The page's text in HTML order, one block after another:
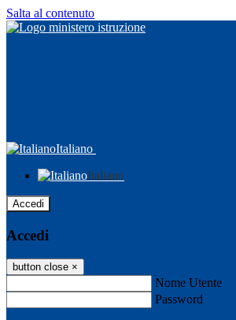
Salta al contenuto
Italiano
Italiano
Accedi
Accedi
button close ×
Nome Utente
Password